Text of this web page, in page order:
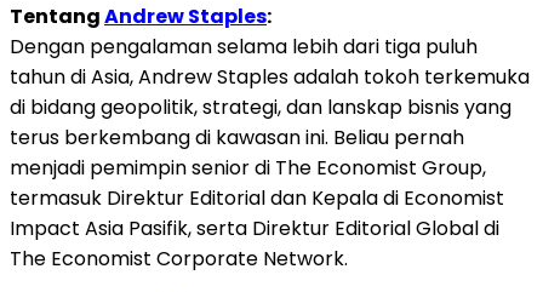
TentangAndrew Staples:
Dengan pengalaman selama lebih dari tiga puluh
tahun di Asia, Andrew Staples adalah tokoh terkemuka
di bidang geopolitik, strategi, dan lanskap bisnis yang
terus berkembang di kawasan ini. Beliau pernah
menjadi pemimpin senior di The Economist Group,
termasuk Direktur Editorial dan Kepala di Economist
Impact Asia Pasifik, serta Direktur Editorial Global di
The Economist Corporate Network.